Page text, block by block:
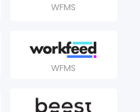
WFMS
WFMS